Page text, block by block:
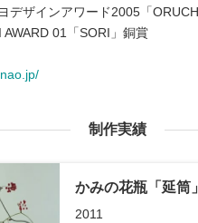
ザインアワード2005「
01「SORI」銅賞
制作実績
かみの花瓶「延筒」
2011